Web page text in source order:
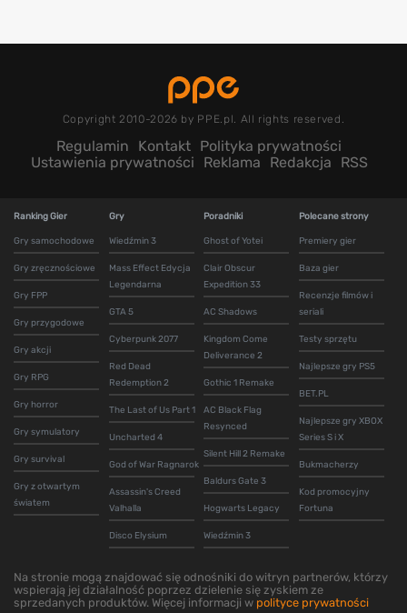
Copyright 2010-2026 by PPE.pl. All rights reserved.
Regulamin Kontakt Polityka prywatności
Ustawienia prywatności
Reklama Redakcja RSS
Ranking Gier
Gry samochodowe
Gry zręcznościowe
Gry FPP
Gry przygodowe
Gry akcji
Gry RPG
Gry horror
Gry symulatory
Gry survival
Gry z otwartym
światem
Gry
Wiedźmin 3
Mass Effect Edycja
Legendarna
GTA 5
Cyberpunk 2077
Red Dead
Redemption 2
The Last of Us Part 1
Uncharted 4
God of War Ragnarok
Assassin's Creed
Valhalla
Disco Elysium
Poradniki
Ghost of Yotei
Clair Obscur
Expedition 33
AC Shadows
Kingdom Come
Deliverance 2
Gothic 1 Remake
AC Black Flag
Resynced
Silent Hill 2 Remake
Baldurs Gate 3
Hogwarts Legacy
Wiedźmin 3
Polecane strony
Premiery gier
Baza gier
Recenzje filmów i
seriali
Testy sprzętu
Najlepsze gry PS5
BET.PL
Najlepsze gry XBOX
Series S i X
Bukmacherzy
Kod promocyjny
Fortuna
Na stronie mogą znajdować się odnośniki do witryn partnerów, którzy
wspierają jej działalność poprzez dzielenie się zyskiem ze
sprzedanych produktów. Więcej informacji w polityce prywatności